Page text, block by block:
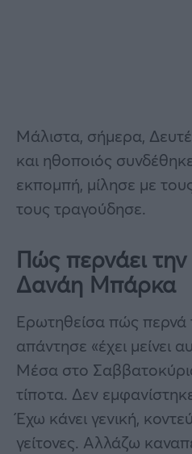
Μάλιστα, σήμερα,
και ηθοποιός
εκπομπή, μίλησε με
τους τραγούδησε.
Πώς περνάει
Δανάη Μπάρκα
Ερωτηθείσα πώς περνά
απάντησε «έχει μείνει
Μέσα στο
τίποτα. Δεν
Έχω κάνει γενική,
γείτονες. Αλλάζω